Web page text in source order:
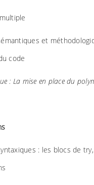
et
code
: La mise en place du
: les blocs de